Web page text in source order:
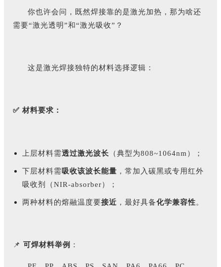
你也许会问，既然焊接靠的是激光加热，那为啥还
需要“激光透明”和“激光吸收”？
这是激光焊接独特的材料选择逻辑：
✅ 材料要求：
上层材料需透过激光波长 （典型为808~1064nm）；
下层材料需吸收该波长能量 ，常加入碳黑或专用红外
吸收剂（NIR-absorber）；
两种材料的熔融温度要接近 ，最好具备化学兼容性。
📌 可焊材料举例 ：